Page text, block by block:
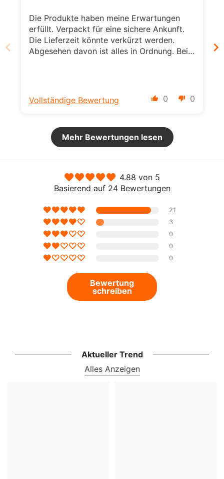
Die Produkte haben meine Erwartungen
erfüllt. Verpackt für eine sichere Ankunft.
Die Lieferzeit könnte verkürzt werden.
Abgesehen davon ist alles in Ordnung. Beim
0 0
Vollständige Bewertung
Mehr Bewertungen lesen
4.88 von 5
Basierend auf 24 Bewertungen
21
3
0
0
0
Bewertung
schreiben
Aktueller Trend
Alles Anzeigen